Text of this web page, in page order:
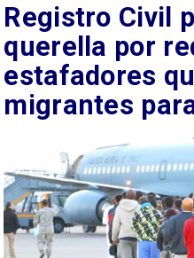
Registro Civil
querella por
estafadores
migrantes